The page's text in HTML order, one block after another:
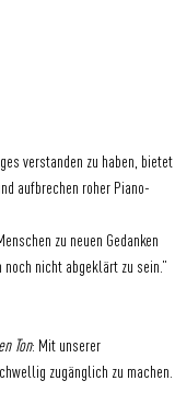
verstanden zu haben, bietet
aufbrechen roher Piano-
zu neuen Gedanken
nicht abgeklärt zu sein.”
Ton: Mit unserer
zugänglich zu machen.